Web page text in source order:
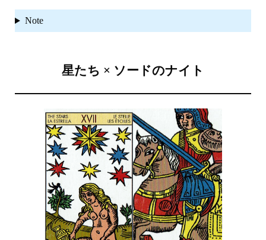
Note
星たち × ソードのナイト